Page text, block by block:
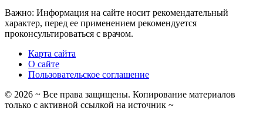
Важно: Информация на сайте носит рекомендательный
характер, перед ее применением рекомендуется
проконсультироваться с врачом.
Карта сайта
О сайте
Пользовательское соглашение
© 2026 ~ Все права защищены. Копирование материалов
только с активной ссылкой на источник ~